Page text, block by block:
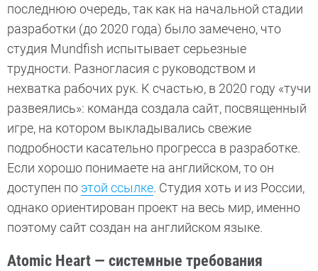
последнюю очередь, так как на начальной стадии
разработки (до 2020 года) было замечено, что
студия Mundfish испытывает серьезные
трудности. Разногласия с руководством и
нехватка рабочих рук. К счастью, в 2020 году «тучи
развеялись»: команда создала сайт, посвященный
игре, на котором выкладывались свежие
подробности касательно прогресса в разработке.
Если хорошо понимаете на английском, то он
доступен по этой ссылке. Студия хоть и из России,
однако ориентирован проект на весь мир, именно
поэтому сайт создан на английском языке.
Atomic Heart — системные требования